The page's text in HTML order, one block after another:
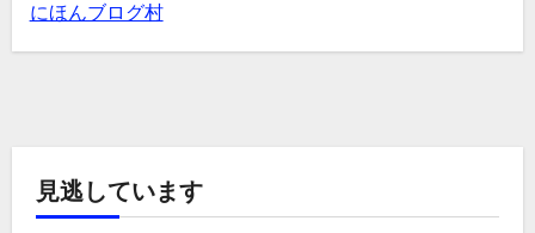
にほんブログ村
見逃しています